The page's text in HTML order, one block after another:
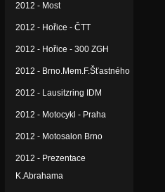
2012 - Most
2012 - Hořice - ČTT
2012 - Hořice - 300 ZGH
2012 - Brno.Mem.F.Šťastného
2012 - Lausitzring IDM
2012 - Motocykl - Praha
2012 - Motosalon Brno
2012 - Prezentace
K.Abrahama